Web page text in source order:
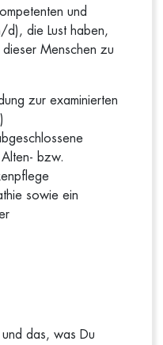
und
d), die Lust haben,
dieser Menschen zu
zur examinierten
bzw.
sowie ein
das, was Du